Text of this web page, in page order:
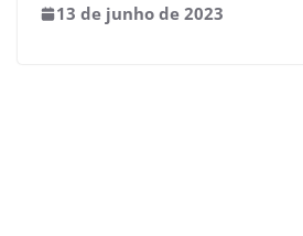
13 de junho de 2023